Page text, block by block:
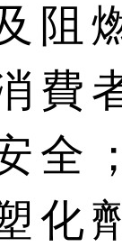
阻
費
全
化